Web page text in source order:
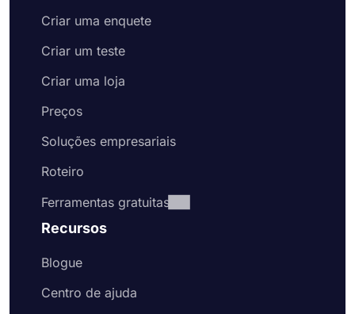
Criar uma enquete
Criar um teste
Criar uma loja
Preços
Soluções empresariais
Roteiro
Ferramentas gratuitas
Recursos
Blogue
Centro de ajuda